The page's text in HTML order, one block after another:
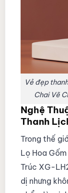
Vẻ đẹp
Chai Vẽ
Nghệ
Thanh
Trong thế
Lọ Hoa
Trúc XG-
dị nhưng